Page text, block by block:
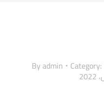
Category:
Byadmin